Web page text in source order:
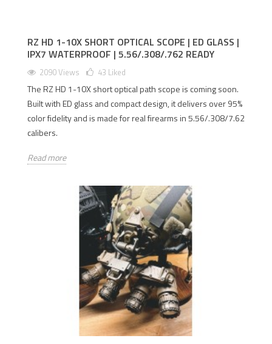
RZ HD 1-10X SHORT OPTICAL SCOPE | ED GLASS |
IPX7 WATERPROOF | 5.56/.308/.762 READY
2090 Views 43 Liked
The RZ HD 1-10X short optical path scope is coming soon.
Built with ED glass and compact design, it delivers over 95%
color fidelity and is made for real firearms in 5.56/.308/7.62
calibers.
Read more